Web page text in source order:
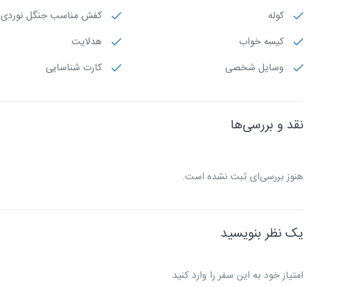
کوله
کفش مناسب جنگل نوردی
کیسه خواب
هدلایت
وسایل شخصی
کارت شناسایی
نقد و بررسی‌ها
هنوز بررسی‌ای ثبت نشده است.
یک نظر بنویسید
امتیاز خود به این سفر را وارد کنید